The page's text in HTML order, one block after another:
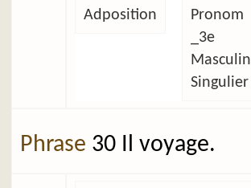
Adposition
Pronom
_3e
Masculin
Singulier
Phrase 30 Il voyage.